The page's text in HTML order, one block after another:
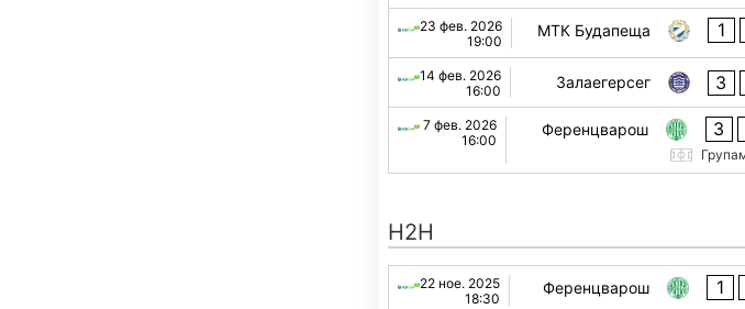
23 фев. 2026
19:00
МТК Будапеща 1
14 фев. 2026
16:00
Залаегерсег 3
7 фев. 2026
16:00
Ференцварош 3
H2H
22 ное. 2025
18:30
Ференцварош 1